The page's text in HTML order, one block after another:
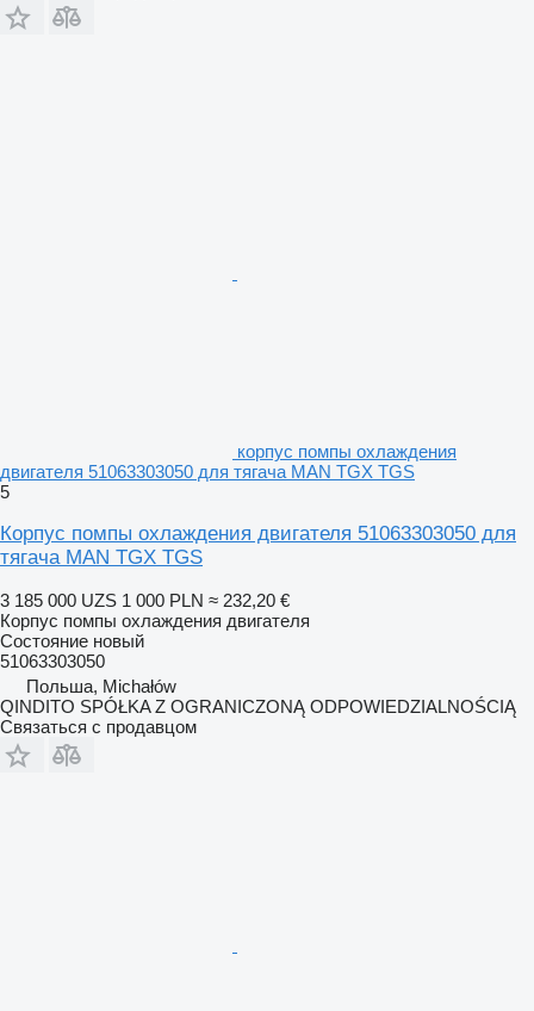
корпус помпы охлаждения
двигателя 51063303050 для тягача MAN TGX TGS
5
Корпус помпы охлаждения двигателя 51063303050 для
тягача MAN TGX TGS
3 185 000 UZS 1 000 PLN ≈ 232,20 €
Корпус помпы охлаждения двигателя
Состояние новый
51063303050
Польша, Michałów
QINDITO SPÓŁKA Z OGRANICZONĄ ODPOWIEDZIALNOŚCIĄ
Связаться с продавцом